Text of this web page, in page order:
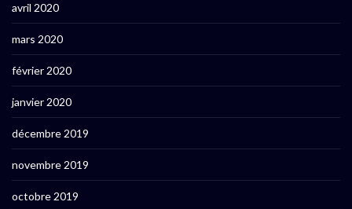
avril 2020
mars 2020
février 2020
janvier 2020
décembre 2019
novembre 2019
octobre 2019